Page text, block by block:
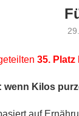
35. Platz
wenn Kilos
auf